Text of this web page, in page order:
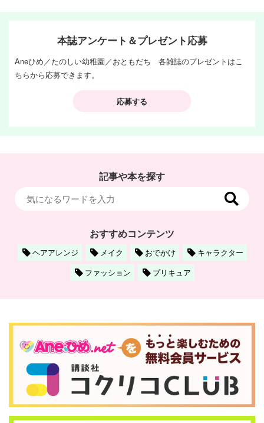
本誌アンケート＆プレゼント応募
Aneひめ／たのしい幼稚園／おともだち 各雑誌のプレゼントはこ
ちらから応募できます。
応募する
記事や本を探す
おすすめコンテンツ
ヘアアレンジ メイク おでかけ
キャラクター
ファッション
プリキュア